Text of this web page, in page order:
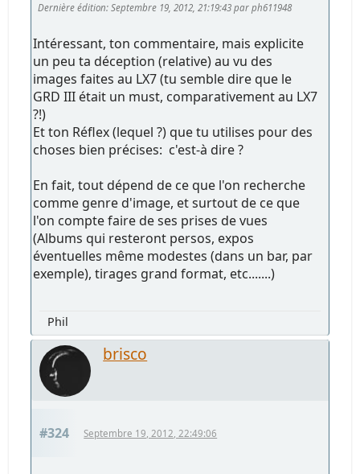
Dernière édition: Septembre 19, 2012, 21:19:43 par ph611948
Intéressant, ton commentaire, mais explicite
un peu ta déception (relative) au vu des
images faites au LX7 (tu semble dire que le
GRD III était un must, comparativement au LX7
?!)
Et ton Réflex (lequel ?) que tu utilises pour des
choses bien précises: c'est-à dire ?
En fait, tout dépend de ce que l'on recherche
comme genre d'image, et surtout de ce que
l'on compte faire de ses prises de vues
(Albums qui resteront persos, expos
éventuelles même modestes (dans un bar, par
exemple), tirages grand format, etc.......)
Phil
brisco
#324 Septembre 19, 2012, 22:49:06